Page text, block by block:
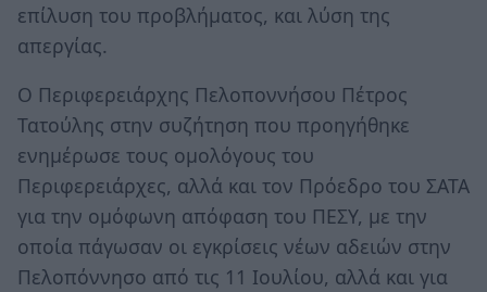
επίλυση του προβλήματος, και λύση της
απεργίας.
Ο Περιφερειάρχης Πελοποννήσου Πέτρος
Τατούλης στην συζήτηση που προηγήθηκε
ενημέρωσε τους ομολόγους του
Περιφερειάρχες, αλλά και τον Πρόεδρο του ΣΑΤΑ
για την ομόφωνη απόφαση του ΠΕΣΥ, με την
οποία πάγωσαν οι εγκρίσεις νέων αδειών στην
Πελοπόννησο από τις 11 Ιουλίου, αλλά και για